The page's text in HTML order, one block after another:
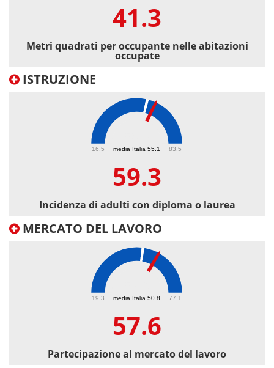
41.3
Metri quadrati per occupante nelle abitazioni
occupate
ISTRUZIONE
media Italia 55.1
16.5 83.5
59.3
Incidenza di adulti con diploma o laurea
MERCATO DEL LAVORO
media Italia 50.8
19.3 77.1
57.6
Partecipazione al mercato del lavoro